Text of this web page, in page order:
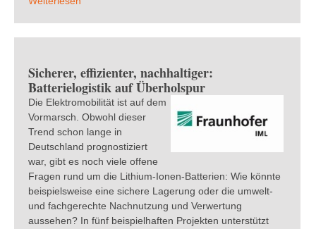
Sicherer, effizienter, nachhaltiger:
Batterielogistik auf Überholspur
Die Elektromobilität ist auf dem
Vormarsch. Obwohl dieser
Trend schon lange in
Deutschland prognostiziert
war, gibt es noch viele offene
Fragen rund um die Lithium-Ionen-Batterien: Wie könnte
beispielsweise eine sichere Lagerung oder die umwelt-
und fachgerechte Nachnutzung und Verwertung
aussehen? In fünf beispielhaften Projekten unterstützt